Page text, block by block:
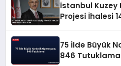
İstanbul Kuzey
Projesi İhalesi
75 İlde Büyük
846 Tutuklama